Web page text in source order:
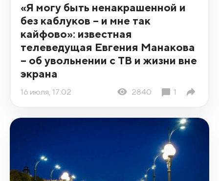
«Я могу быть ненакрашенной и
без каблуков – и мне так
кайфово»: известная
телеведущая Евгения Манакова
– об увольнении с ТВ и жизни вне
экрана
16 июля, 17:02 2840 1